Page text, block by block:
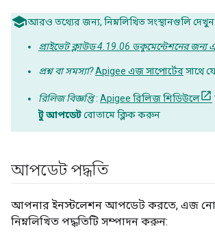
আরও তথ্যের জন্য, নিম্নলিখিত সংস্থানগুলি দেখুন:
প্রাইভেট ক্লাউড 4.19.06 ডকুমেন্টেশনের জন্য
প্রশ্ন বা সমস্যা?Apigee এজ সাপোর্টেরসাথে
রিলিজ বিজ্ঞপ্তি: Apigee রিলিজ শিডিউলে
টু আপডেটবোতামে ক্লিক করুন
আপডেট পদ্ধতি
আপনার ইনস্টলেশন আপডেট করতে, এজ
নিম্নলিখিত পদ্ধতিটি সম্পাদন করুন: